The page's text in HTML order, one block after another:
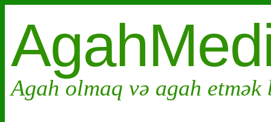
Agah olmaq və agah